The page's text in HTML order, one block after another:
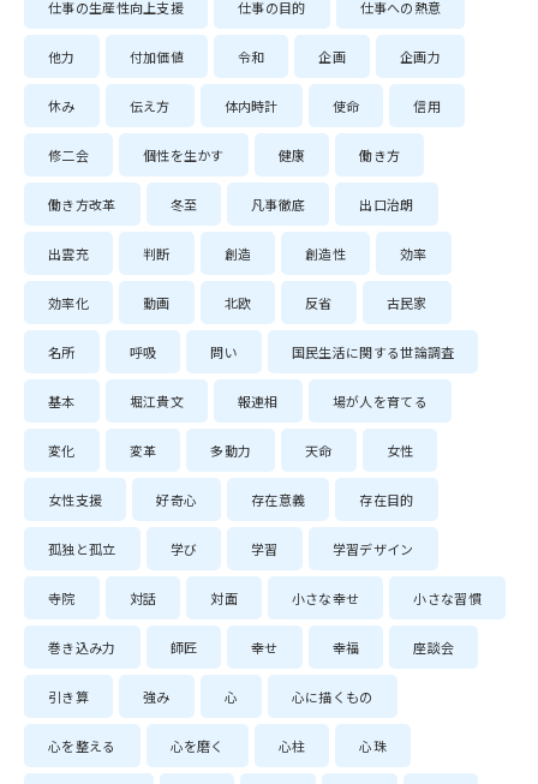
仕事の生産性向上支援 仕事の目的 仕事への熱意
他力 付加価値 令和 企画 企画力
休み 伝え方 体内時計 使命 信用
修二会 個性を生かす 健康 働き方
働き方改革 冬至 凡事徹底 出口治朗
出雲充 判断 創造 創造性 効率
効率化 動画 北欧 反省 古民家
名所 呼吸 問い 国民生活に関する世論調査
基本 堀江貴文 報連相 場が人を育てる
変化 変革 多動力 天命 女性
女性支援 好奇心 存在意義 存在目的
孤独と孤立 学び 学習 学習デザイン
寺院 対話 対面 小さな幸せ 小さな習慣
巻き込み力 師匠 幸せ 幸福 座談会
引き算 強み 心 心に描くもの
心を整える 心を磨く 心柱 心珠